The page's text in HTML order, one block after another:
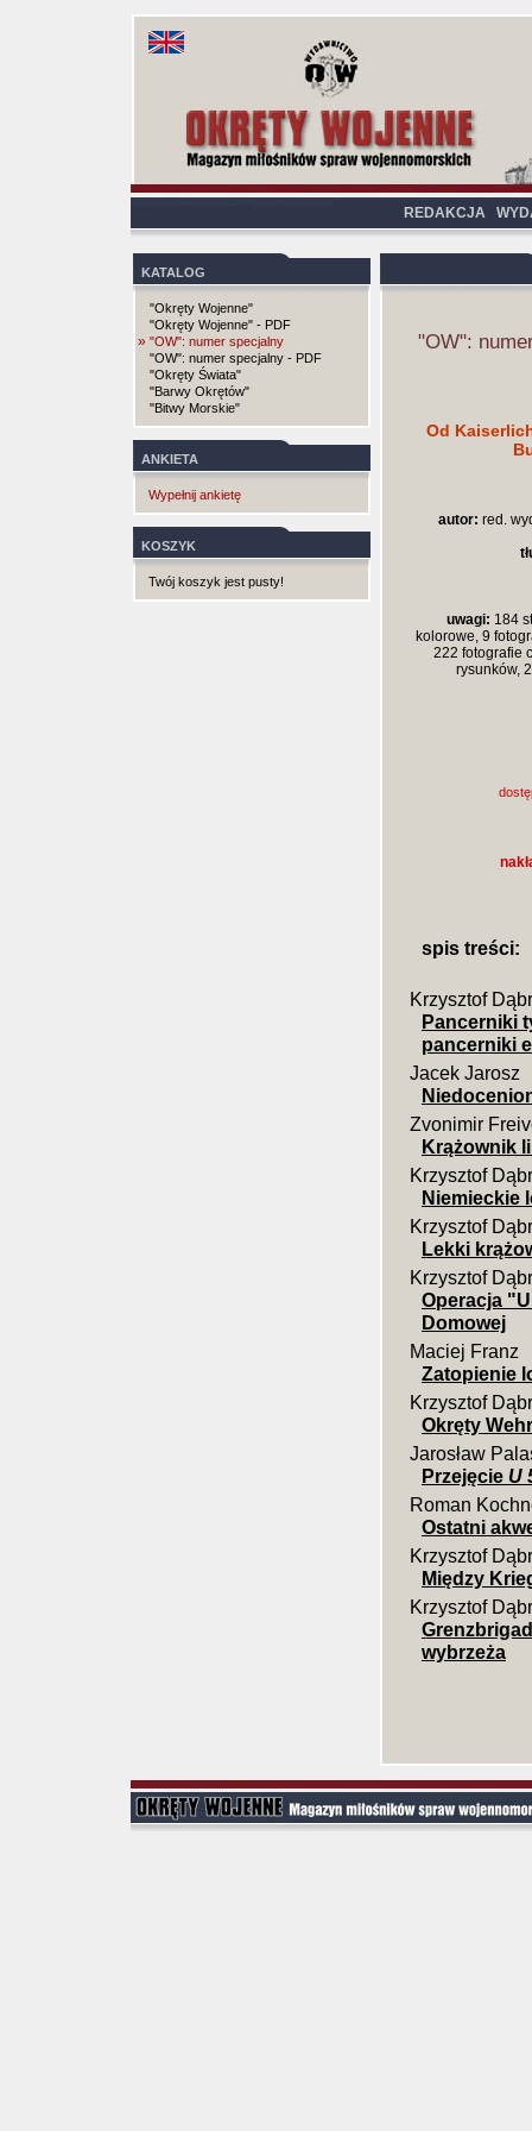
REDAKCJA
KATALOG
"Okręty Wojenne"
"Okręty Wojenne" - PDF
» "OW": numer specjalny
"OW": numer specjalny - PDF
"Okręty Świata"
"Barwy Okrętów"
"Bitwy Morskie"
ANKIETA
Wypełnij ankietę
KOSZYK
Twój koszyk jest pusty!
"OW":
Od
autor: red.
uwagi: 184
kolorowe, 9
222 fotografie
rysunków,
spis treści:
Krzysztof
Pancerniki
pancerniki
Jacek Jarosz
Zvonimir
Krążownik
Krzysztof
Niemieckie
Krzysztof
Lekki
Krzysztof
Operacja
Domowej
Maciej Franz
Zatopienie
Krzysztof
Okręty
Jarosław
Przejęcie U
Roman
Ostatni
Krzysztof
Między
Krzysztof
wybrzeża